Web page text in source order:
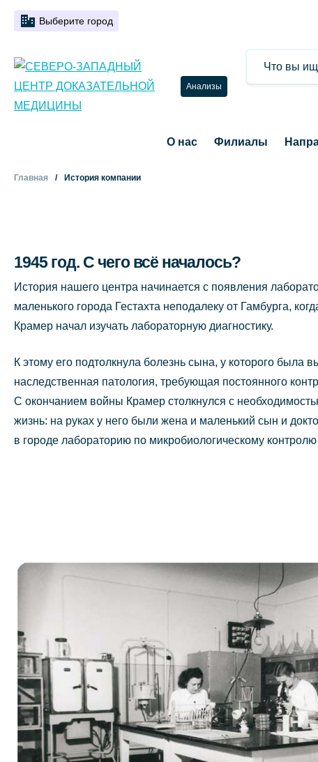
Выберите город
Анализы
О нас Филиалы
Главная История компании
1945 год. С чего всё началось?
История нашего центра начинается с появления
маленького города Гестахта неподалеку от Гамбурга,
Крамер начал изучать лабораторную диагностику.
К этому его подтолкнула болезнь сына, у которого была
наследственная патология, требующая постоянного
С окончанием войны Крамер столкнулся с
жизнь: на руках у него были жена и маленький сын и
в городе лабораторию по микробиологическому